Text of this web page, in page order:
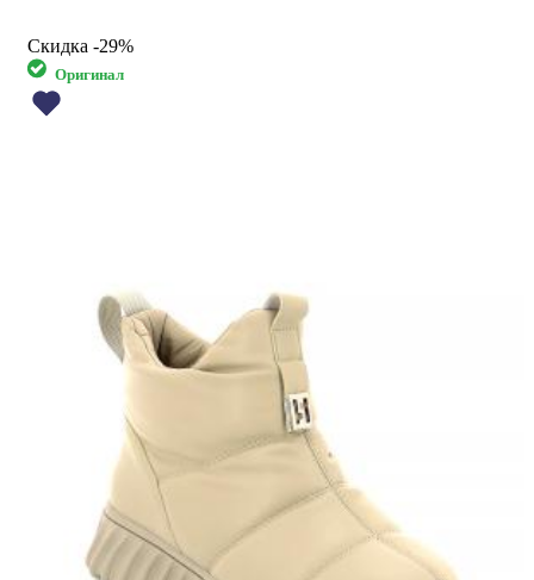
Скидка -29%
Оригинал